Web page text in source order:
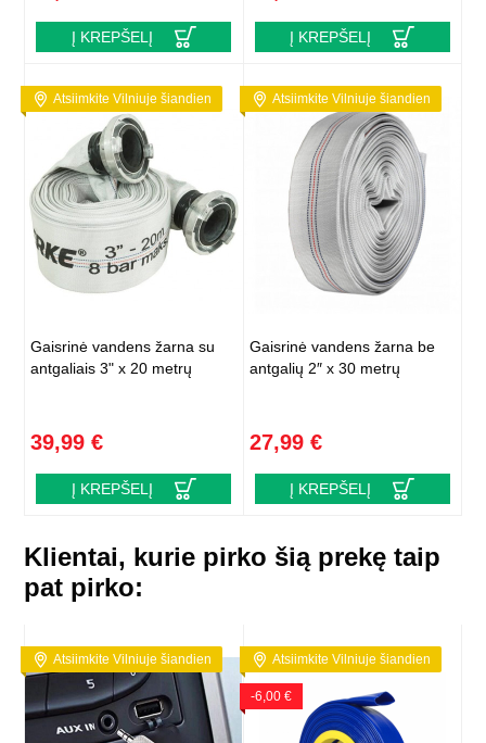
Į KREPŠELĮ Į KREPŠELĮ
Atsiimkite Vilniuje šiandien
Gaisrinė vandens žarna su
antgaliais 3" x 20 metrų
39,99 €
Į KREPŠELĮ
Atsiimkite Vilniuje šiandien
Gaisrinė vandens žarna be
antgalių 2″ x 30 metrų
27,99 €
Į KREPŠELĮ
Klientai, kurie pirko šią prekę taip
pat pirko:
Atsiimkite Vilniuje šiandien Atsiimkite Vilniuje šiandien
-6,00 €